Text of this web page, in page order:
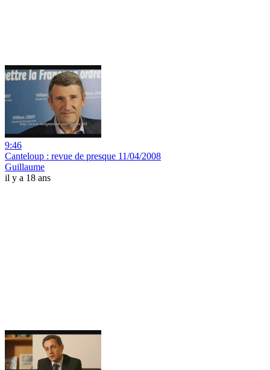
9:46
Canteloup : revue de presque 11/04/2008
Guillaume
il y a 18 ans